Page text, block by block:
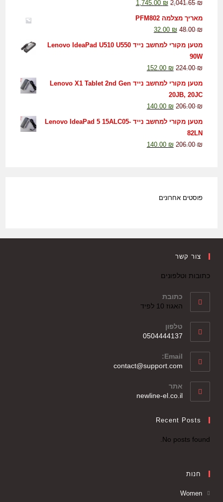
2,041.65₪
1,745.00 ₪
מאריך מצלמה PFM802
48.00₪
32.00 ₪
מטען מקורי למחשב נייד Lenovo IdeaPad U510 U550
90W
224.00₪
152.00 ₪
מטען מקורי למחשב נייד Lenovo X1 Tablet 2nd Gen
20JB, 20JC
206.00₪
140.00 ₪
מטען מקורי למחשב נייד Lenovo IdeaPad 5 15ALC05-
82LN
206.00₪
140.00 ₪
פוסטים אחרונים
צור קשר
כתובות וטלפונים
כתובת
האגוז 10 לפיד
טלפון
0504444137
Email:
contact@support.com
אתר
newline-el.co.il
Recent Posts
No posts found.
חנות
Women